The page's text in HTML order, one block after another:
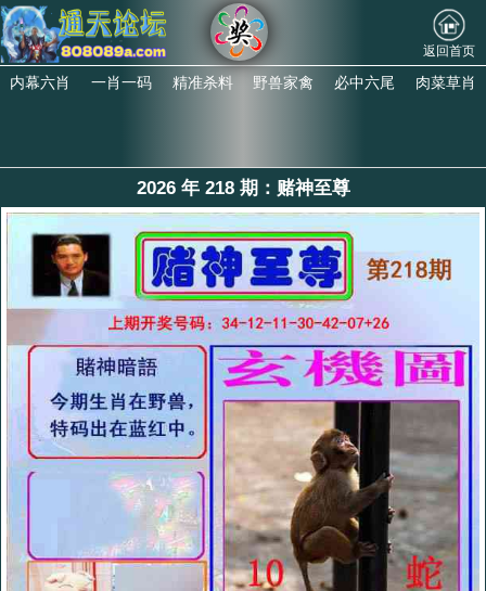
返回首页
内幕六肖 一肖一码 精准杀料 野兽家禽 必中六尾 肉菜草肖
2026 年 218 期：赌神至尊